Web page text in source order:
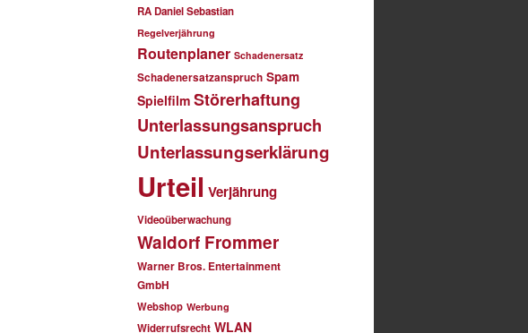
RA Daniel Sebastian
Regelverjährung
Routenplaner Schadenersatz
Schadenersatzanspruch Spam
Spielfilm Störerhaftung
Unterlassungsanspruch
Unterlassungserklärung
Urteil Verjährung
Videoüberwachung
Waldorf Frommer
Warner Bros. Entertainment
GmbH
Webshop Werbung
Widerrufsrecht WLAN